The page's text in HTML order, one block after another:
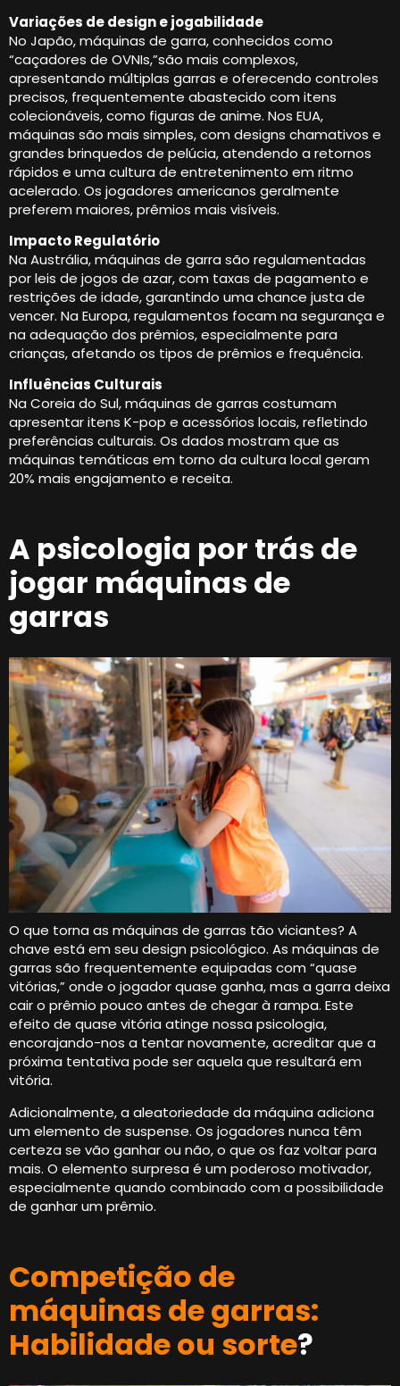
Variações de design e jogabilidade
No Japão, máquinas de garra, conhecidos como
“caçadores de OVNIs,”são mais complexos,
apresentando múltiplas garras e oferecendo controles
precisos, frequentemente abastecido com itens
colecionáveis, como figuras de anime. Nos EUA,
máquinas são mais simples, com designs chamativos e
grandes brinquedos de pelúcia, atendendo a retornos
rápidos e uma cultura de entretenimento em ritmo
acelerado. Os jogadores americanos geralmente
preferem maiores, prêmios mais visíveis.
Impacto Regulatório
Na Austrália, máquinas de garra são regulamentadas
por leis de jogos de azar, com taxas de pagamento e
restrições de idade, garantindo uma chance justa de
vencer. Na Europa, regulamentos focam na segurança e
na adequação dos prêmios, especialmente para
crianças, afetando os tipos de prêmios e frequência.
Influências Culturais
Na Coreia do Sul, máquinas de garras costumam
apresentar itens K-pop e acessórios locais, refletindo
preferências culturais. Os dados mostram que as
máquinas temáticas em torno da cultura local geram
20% mais engajamento e receita.
A psicologia por trás de
jogar máquinas de
garras
O que torna as máquinas de garras tão viciantes? A
chave está em seu design psicológico. As máquinas de
garras são frequentemente equipadas com “quase
vitórias,” onde o jogador quase ganha, mas a garra deixa
cair o prêmio pouco antes de chegar à rampa. Este
efeito de quase vitória atinge nossa psicologia,
encorajando-nos a tentar novamente, acreditar que a
próxima tentativa pode ser aquela que resultará em
vitória.
Adicionalmente, a aleatoriedade da máquina adiciona
um elemento de suspense. Os jogadores nunca têm
certeza se vão ganhar ou não, o que os faz voltar para
mais. O elemento surpresa é um poderoso motivador,
especialmente quando combinado com a possibilidade
de ganhar um prêmio.
Competição de
máquinas de garras:
Habilidade ou sorte?